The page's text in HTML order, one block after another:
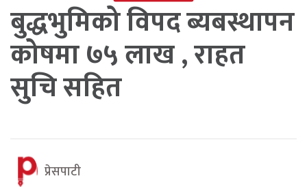
बुद्धभुमिको विपद ब्यबस्थापन
कोषमा ७५ लाख , राहत
सुचि सहित
प्रेसपाटी